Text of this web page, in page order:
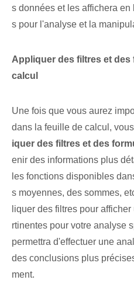
s données et les affichera
s pour l'analyse et la
Appliquer des filtres et
calcul
Une fois que vous aurez
dans la feuille de calcul,
iquer des filtres et des
enir des informations plus
les fonctions disponibles
s moyennes, des sommes,
liquer des filtres pour
rtinentes pour votre analyse
permettra d'effectuer une
des conclusions plus
ment.